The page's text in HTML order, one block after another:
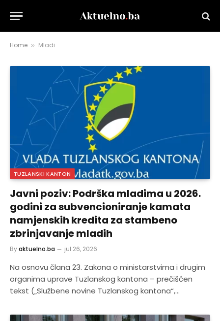
Home » Mladi
TUZLANSKI KANTON
Javni poziv: Podrška mladima u 2026.
godini za subvencioniranje kamata
namjenskih kredita za stambeno
zbrinjavanje mladih
Byaktuelno.ba jul 26, 2026
Na osnovu člana 23. Zakona o ministarstvima i drugim
organima uprave Tuzlanskog kantona – prečišćen
tekst („Službene novine Tuzlanskog kantona“,…